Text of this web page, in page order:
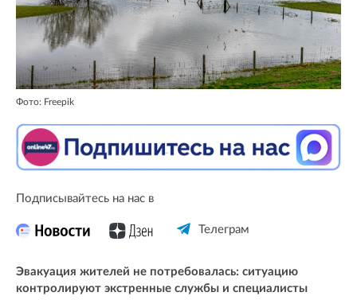
Фото: Freepik
Подписывайтесь на нас в
Телеграм
Эвакуация жителей не потребовалась: ситуацию
контролируют экстренные службы и специалисты